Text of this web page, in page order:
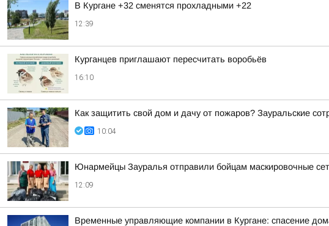
В Кургане +32 сменятся прохладными +22
12:39
Курганцев приглашают пересчитать воробьёв
16:10
Как защитить свой дом и дачу от пожаров? Зауральские
10:04
Юнармейцы Зауралья отправили бойцам маскировочные
12:09
Временные управляющие компании в Кургане: спасение